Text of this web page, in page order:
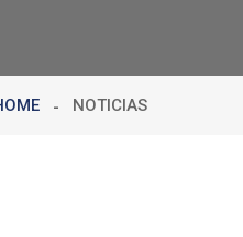
NOTICIAS